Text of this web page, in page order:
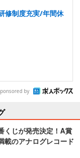
修制度充実/年間休
by
くじが発売決定！A賞
載のアナログレコード